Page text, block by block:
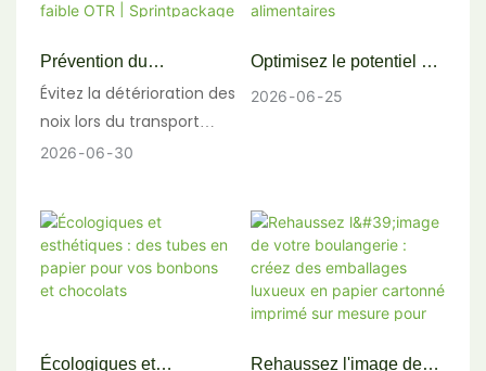
thermoscellées pour une
les lignes MAP. Demandez
des échantillons gratuits !
procédé de dégazage
échantillons gratuits !
Prévention du
rancissement des noix
lors du transport
Évitez la détérioration des
noix lors du transport
maritime. Découvrez
papier haute barrière à
très faible teneur en OTR
(EVOH/VMPET) de
Sprintpackage
2026 06 30
Optimisez le potentiel de
votre produit : le guide
2026 06 25
Écologiques et
Rehaussez l'image de